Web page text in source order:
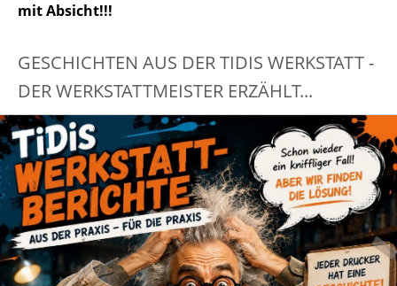
mit Absicht!!!
GESCHICHTEN AUS DER TIDIS WERKSTATT -
DER WERKSTATTMEISTER ERZÄHLT...